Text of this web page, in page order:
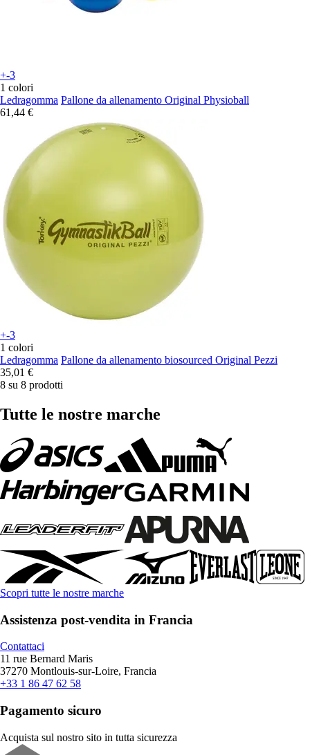
+-3
1 colori
Ledragomma Pallone da allenamento Original Physioball
61,44 €
+-3
1 colori
Ledragomma Pallone da allenamento biosourced Original Pezzi
35,01 €
8 su 8 prodotti
Tutte le nostre marche
Scopri tutte le nostre marche
Assistenza post-vendita in Francia
Contattaci
11 rue Bernard Maris
37270 Montlouis-sur-Loire, Francia
+33 1 86 47 62 58
Pagamento sicuro
Acquista sul nostro sito in tutta sicurezza